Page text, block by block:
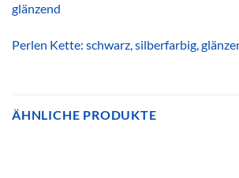
glänzend
Perlen Kette: schwarz, silberfarbig,
ÄHNLICHE PRODUKTE